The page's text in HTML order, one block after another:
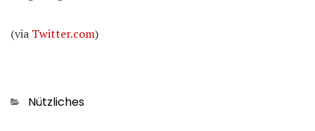
(via Twitter.com)
Kategorien
Nützliches